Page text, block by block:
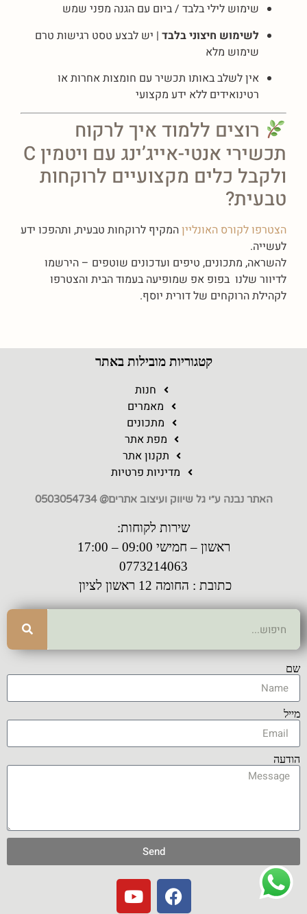
שימוש לילי בלבד / ביום עם הגנה מפני שמש
לשימוש חיצוני בלבד | יש לבצע טסט רגישות טרם
שימוש מלא
אין לשלב באותו תכשיר עם חומצות אחרות או
רטינואידים ללא ידע מקצועי
רוצים ללמוד איך לרקוח
תכשירי אנטי-אייג’ינג עם ויטמין C
ולקבל כלים מקצועיים לרוקחות
טבעית?
הצטרפו לקורס האונלייןהמקיף לרוקחות טבעית, ותהפכו ידע
לעשייה.
להשראה, מתכונים, טיפים ועדכונים שוטפים – הירשמו
לדיוור שלנו בפופ אפ שמופיעה בעמוד הבית והצטרפו
לקהילת הרוקחים של דורית יוסף.
קטגוריות מובילות באתר
חנות
מאמרים
מתכונים
מפת אתר
תקנון אתר
מדיניות פרטיות
האתר נבנה ע״י גל שיווק ועיצוב אתרים@ 0503054734
שירות לקוחות:
ראשון – חמישי 09:00 – 17:00
0773214063
כתובת : החומה 12 ראשון לציון
שם
מייל
הודעה
Send